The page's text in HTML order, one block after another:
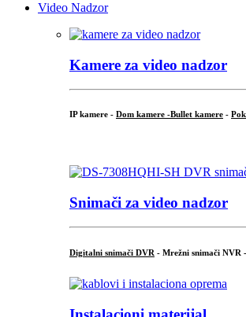
Video Nadzor
Kamere za video nadzor
IP kamere - Dom kamere -Bullet kamere -
Snimači za video nadzor
Digitalni snimači DVR - Mrežni snimači NVR -